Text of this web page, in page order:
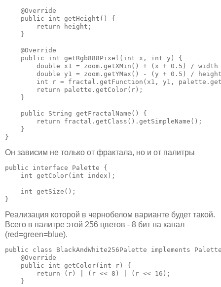
    @Override
    public int getHeight() {
        return height;
    }
    @Override
    public int getRgb888Pixel(int x, int y) {
double x1 = zoom.getXMin() + (x + 0.5) /
double y1 = zoom.getYMax() - (y + 0.5) /
int r = fractal.getFunction(x1, y1,
        return palette.getColor(r);
    }
    public String getFractalName() {
        return fractal.getClass().getSimpleName();
    }
}
Он зависим не только от фрактала, но и от палитры
public interface Palette {
    int getColor(int index);
    int getSize();
}
Реализация которой в чернобелом варианте будет такой.
Всего в палитре этой 256 цветов - 8 бит на канал
(red=green=blue).
public class BlackAndWhite256Palette implements
    @Override
    public int getColor(int r) {
        return (r) | (r << 8) | (r << 16);
    }